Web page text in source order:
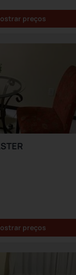
preços
preços